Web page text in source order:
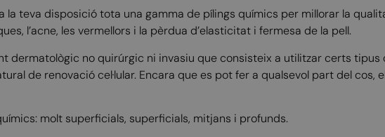
la teva disposició tota una gamma de pílings químics per millorar la
l’acne, les vermellors i la pèrdua d’elasticitat i fermesa de la pell.
dermatològic no quirúrgic ni invasiu que consisteix a utilitzar certs tipus
de renovació cel·lular. Encara que es pot fer a qualsevol part del cos,
molt superficials, superficials, mitjans i profunds.